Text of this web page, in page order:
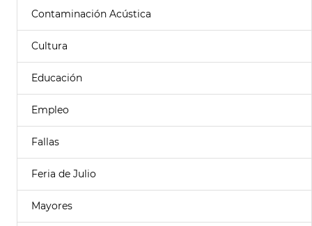
Contaminación Acústica
Cultura
Educación
Empleo
Fallas
Feria de Julio
Mayores